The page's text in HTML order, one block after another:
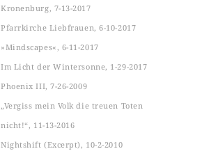
Kronenburg, 7-13-2017
Pfarrkirche Liebfrauen, 6-10-2017
»Mindscapes«, 6-11-2017
Im Licht der Wintersonne, 1-29-2017
Phoenix III, 7-26-2009
„Vergiss mein Volk die treuen Toten
nicht!“, 11-13-2016
Nightshift (Excerpt), 10-2-2010